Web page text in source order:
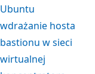
Ubuntu
wdrażanie hosta
bastionu w sieci
wirtualnej